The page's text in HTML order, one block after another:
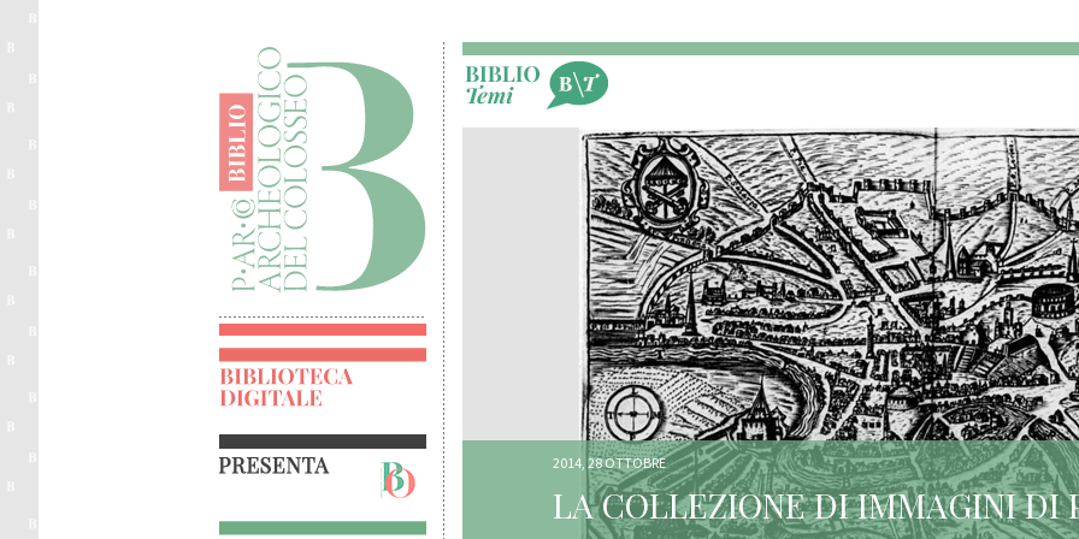
2014, 28 OTTOBRE
LA COLLEZIONE DI IMMAGINI DI